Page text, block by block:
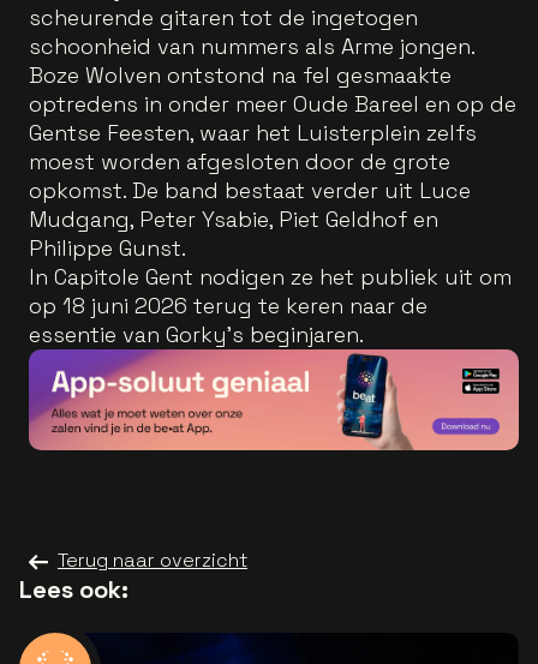
scheurende gitaren tot de ingetogen
schoonheid van nummers als Arme jongen.
Boze Wolven ontstond na fel gesmaakte
optredens in onder meer Oude Bareel en op de
Gentse Feesten, waar het Luisterplein zelfs
moest worden afgesloten door de grote
opkomst. De band bestaat verder uit Luce
Mudgang, Peter Ysabie, Piet Geldhof en
Philippe Gunst.
In Capitole Gent nodigen ze het publiek uit om
op 18 juni 2026 terug te keren naar de
essentie van Gorky’s beginjaren.
Terug naar overzicht
Lees ook: